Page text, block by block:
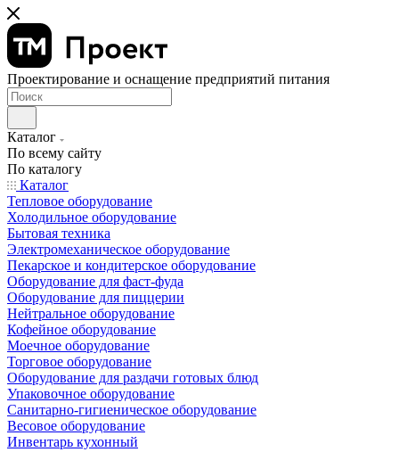
Проектирование и оснащение предприятий питания
Каталог
По всему сайту
По каталогу
Каталог
Тепловое оборудование
Холодильное оборудование
Бытовая техника
Электромеханическое оборудование
Пекарское и кондитерское оборудование
Оборудование для фаст-фуда
Оборудование для пиццерии
Нейтральное оборудование
Кофейное оборудование
Моечное оборудование
Торговое оборудование
Оборудование для раздачи готовых блюд
Упаковочное оборудование
Санитарно-гигиеническое оборудование
Весовое оборудование
Инвентарь кухонный